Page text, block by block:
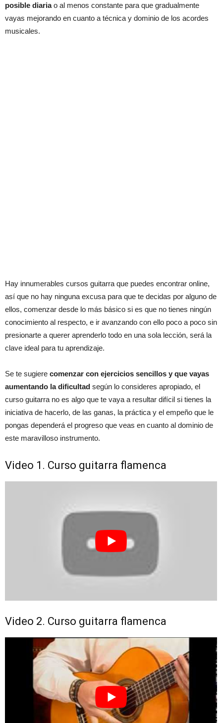
posible diariao al menos constante para que gradualmente
vayas mejorando en cuanto a técnica y dominio de los acordes
musicales.
Hay innumerables cursos guitarra que puedes encontrar online,
así que no hay ninguna excusa para que te decidas por alguno de
ellos, comenzar desde lo más básico si es que no tienes ningún
conocimiento al respecto, e ir avanzando con ello poco a poco sin
presionarte a querer aprenderlo todo en una sola lección, será la
clave ideal para tu aprendizaje.
Se te sugiere comenzar con ejercicios sencillos y que vayas
aumentando la dificultad según lo consideres apropiado, el
curso guitarra no es algo que te vaya a resultar difícil si tienes la
iniciativa de hacerlo, de las ganas, la práctica y el empeño que le
pongas dependerá el progreso que veas en cuanto al dominio de
este maravilloso instrumento.
Video 1. Curso guitarra flamenca
Video 2. Curso guitarra flamenca